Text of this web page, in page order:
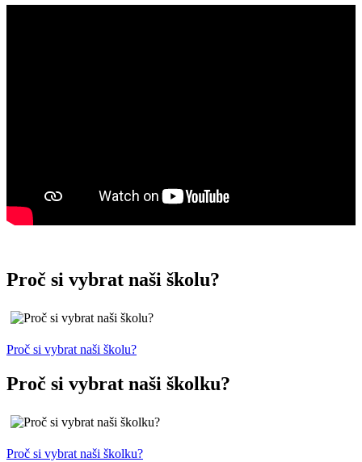
Proč si vybrat naši školu?
Proč si vybrat naši školu?
Proč si vybrat naši školku?
Proč si vybrat naši školku?